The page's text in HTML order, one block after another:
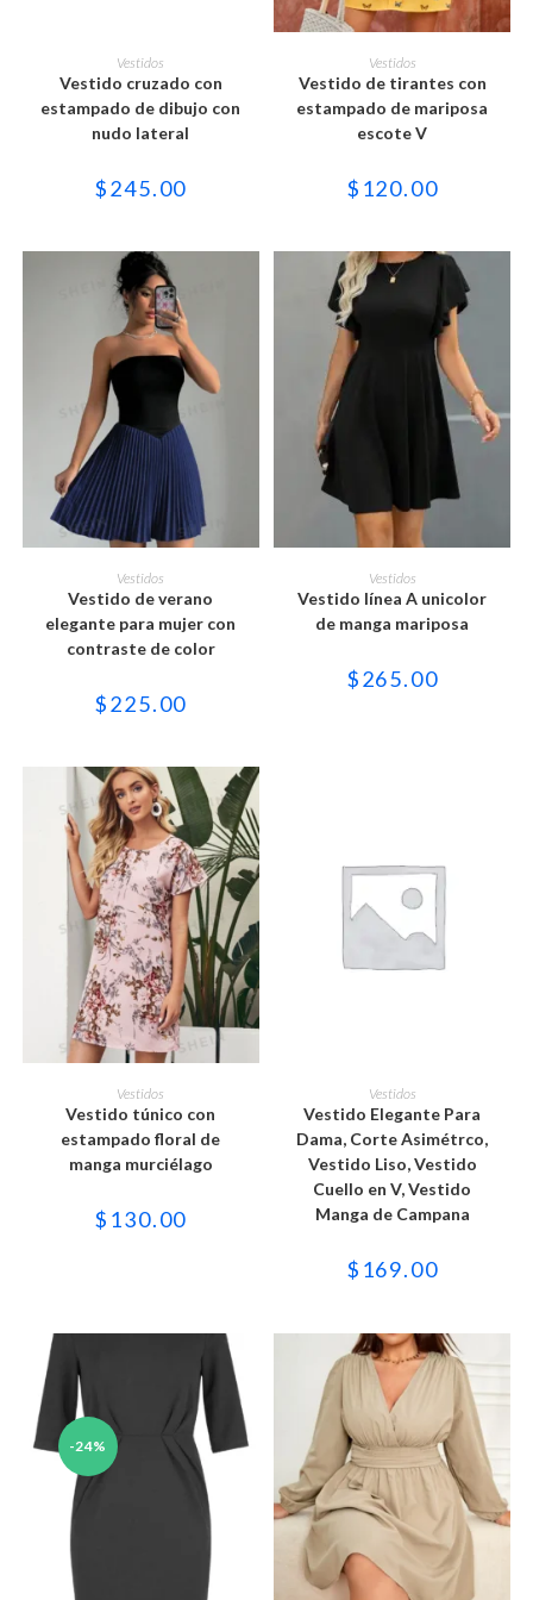
SELECCIONAR OPCIONES
producto
tiene
múltiples
variantes.
opciones
elegir
de
producto
Vestidos
Vestido cruzado con
estampado de dibujo con
nudo lateral
$245.00
SELECCIONAR OPCIONES
Este
producto
tiene
múltiples
variantes.
opciones
elegir
de
producto
Vestidos
Vestido de tirantes con
estampado de mariposa
escote V
$ 120.00
SELECCIONAR OPCIONES
Este
producto
tiene
múltiples
variantes.
opciones
elegir
de
producto
Vestidos
Vestido de verano
elegante para mujer con
contraste de color
$225.00
SELECCIONAR OPCIONES
Este
producto
tiene
múltiples
variantes.
se
pueden
Vestidos
Vestido línea A unicolor
de manga mariposa
$265.00
SELECCIONAR OPCIONES
Este
producto
tiene
múltiples
variantes.
opciones
elegir
Vestidos
Vestido túnico con
estampado floral de
manga murciélago
$ 130.00
SELECCIONAR OPCIONES
producto
tiene
múltiples
variantes.
opciones
se
pueden
elegir
página
Vestidos
Vestido Elegante Para
Dama, Corte Asimétrco,
Vestido Liso, Vestido
Cuello en V, Vestido
Manga de Campana
$ 169.00
-24%